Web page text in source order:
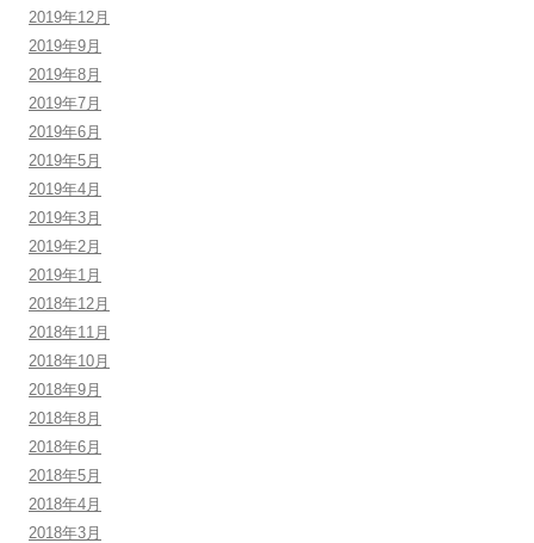
2019年12月
2019年9月
2019年8月
2019年7月
2019年6月
2019年5月
2019年4月
2019年3月
2019年2月
2019年1月
2018年12月
2018年11月
2018年10月
2018年9月
2018年8月
2018年6月
2018年5月
2018年4月
2018年3月